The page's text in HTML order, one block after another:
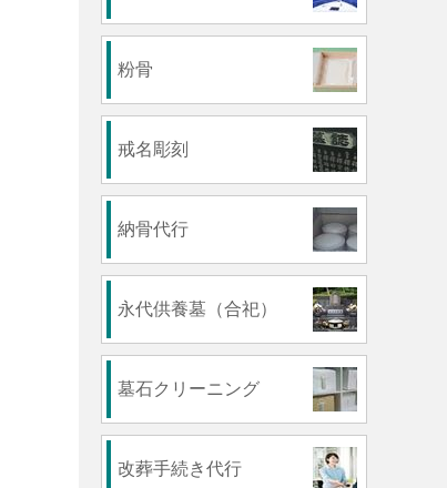
粉骨
戒名彫刻
納骨代行
永代供養墓（合祀）
墓石クリーニング
改葬手続き代行